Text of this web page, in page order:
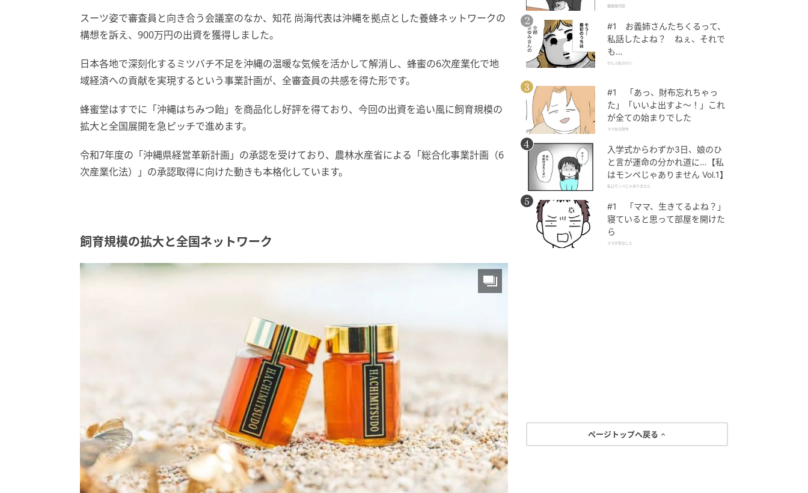
スーツ姿で審査員と向き合う会議室のなか、知花 尚海代表は沖縄を拠点とした養蜂ネットワークの
構想を訴え、900万円の出資を獲得しました。
日本各地で深刻化するミツバチ不足を沖縄の温暖な気候を活かして解消し、蜂蜜の6次産業化で地
域経済への貢献を実現するという事業計画が、全審査員の共感を得た形です。
蜂蜜堂はすでに「沖縄はちみつ飴」を商品化し好評を得ており、今回の出資を追い風に飼育規模の
拡大と全国展開を急ピッチで進めます。
令和7年度の「沖縄県経営革新計画」の承認を受けており、農林水産省による「総合化事業計画（6
次産業化法）」の承認取得に向けた動きも本格化しています。
飼育規模の拡大と全国ネットワーク
離婚後同居
#1 お義姉さんたちくるって、
私話したよね？ ねぇ、それで
も…
ぜんぶ私のせい
#1 「あっ、財布忘れちゃっ
た」「いいよ出すよ〜！」これ
が全ての始まりでした
ママ友の財布
入学式からわずか3日、娘のひ
と言が運命の分かれ道に…【私
はモンペじゃありません Vol.1】
私はモンペじゃありません
#1 「ママ、生きてるよね？」
寝ていると思って部屋を開けた
ら
ママが家出した
ページトップへ戻る